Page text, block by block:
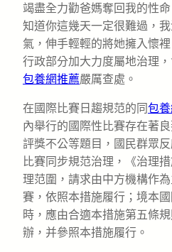
竭盡全力勸爸媽奪回我的性
知道你這幾天一定很難過，
氣，伸手輕輕的將她擁入懷
行政部分加大力度屬地治理
包養網推薦嚴厲查處。
在國際比賽日趨規范的同包
內舉行的國際性比賽存在著
評獎不公等題目，國民群眾
比賽同步規范治理，《治理
理范圍，請求由中方機構作
賽，依照本措施履行；境本
時，應由合適本措施第五條
辦，并參照本措施履行。